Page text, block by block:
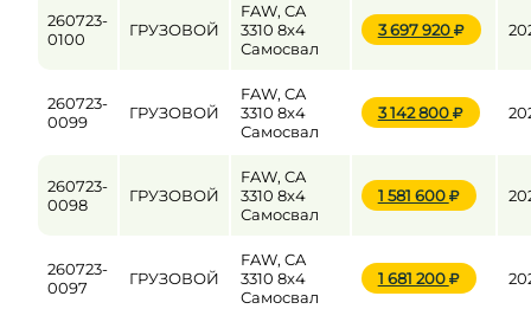
260723-
0100
ГРУЗОВОЙ
FAW, CA
3310 8x4
Самосвал
3 697 920
260723-
0099
ГРУЗОВОЙ
FAW, CA
3310 8x4
Самосвал
3 142 800
260723-
0098
ГРУЗОВОЙ
FAW, CA
3310 8x4
Самосвал
1 581 600
260723-
0097
ГРУЗОВОЙ
FAW, CA
3310 8x4
Самосвал
1 681 200